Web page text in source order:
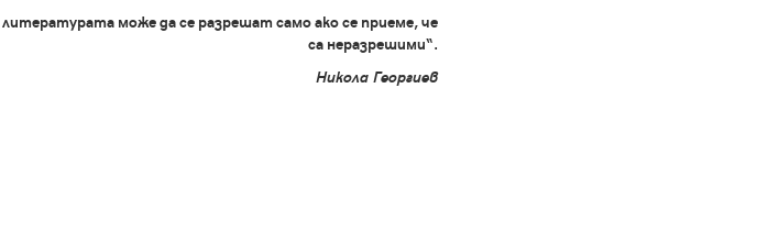
може да се разрешат само ако се приеме, че
са неразрешими“.
Никола Георгиев